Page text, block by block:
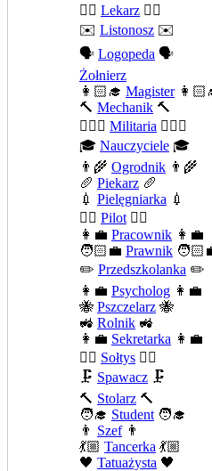
👨‍⚕️ Lekarz 👨‍⚕️
✉️ Listonosz ✉️
🗣️ Logopeda 🗣️
Żołnierz
👩🏻‍🎓 Magister
🔨 Mechanik 🔨
💂🏻‍♂️ Militaria 💂🏻‍♂️
🎓 Nauczyciele 🎓
👨‍🌾 Ogrodnik 👨‍🌾
🥖 Piekarz 🥖
💉 Pielęgniarka 💉
👨‍✈️ Pilot 👨‍✈️
👩‍💼 Pracownik 👩‍💼
🧑🏻‍💼 Prawnik
✏️ Przedszkolanka ✏️
👩‍💼 Psycholog 👩‍💼
🐝 Pszczelarz 🐝
🚜 Rolnik 🚜
👩‍💼 Sekretarka 👩‍💼
🧍‍♂️ Sołtys 🧍‍♂️
🗜️ Spawacz 🗜️
🔨 Stolarz 🔨
🧑‍🎓 Student 🧑‍🎓
👨 Szef👨
💃🏼 Tancerka 💃🏼
🖤 Tatuażysta 🖤